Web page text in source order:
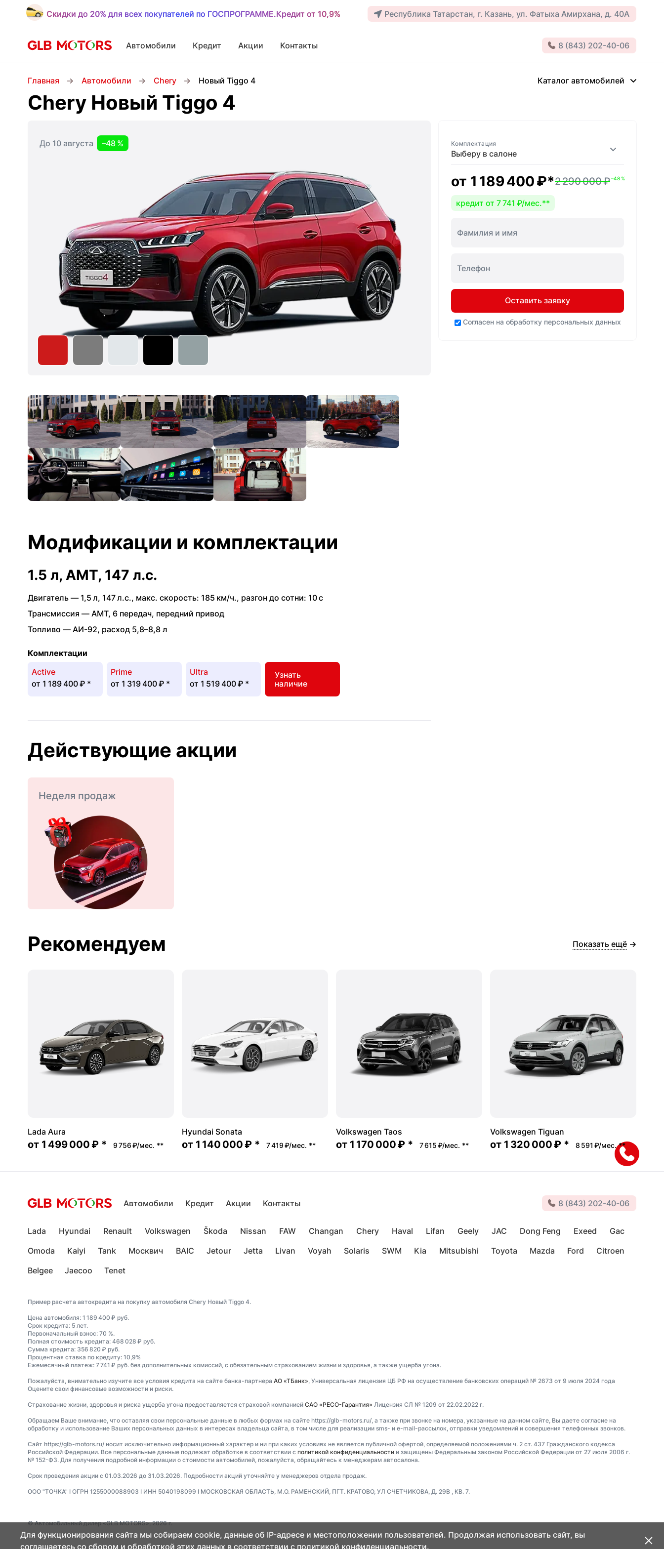
Скидки до 20% для всех покупателей по ГОСПРОГРАММЕ.Кредит от 10,9%
Скидки до 20% для всех покупателей по ГОСПРОГРАММЕ.Кредит от 10,9% Республика Татарстан, г. Казань, ул. Фатыха Амирхана, д. 40А
Автомобили Кредит Акции Контакты 8 (843) 202-40-06
Главная Автомобили Chery Новый Tiggo 4 Каталог автомобилей
Chery Новый Tiggo 4
До 10 августа
–48 %
Выберу в салоне
Комплектация
от 1 189 400 ₽*2 290 000 ₽–48 %
кредит от 7 741 ₽/мес.**
Оставить заявку
Согласен на обработку персональных данных
Модификации и комплектации
1.5 л, AMT, 147 л.с.
Двигатель — 1,5 л, 147 л.с., макс. скорость: 185 км/ч., разгон до сотни: 10 с
Трансмиссия — AMT, 6 передач, передний привод
Топливо — АИ-92, расход 5,8–8,8 л
Комплектации
Active
от 1 189 400 ₽ *
Prime
от 1 319 400 ₽ *
Ultra
от 1 519 400 ₽ *
Узнать
наличие
Действующие акции
Неделя продаж
Рекомендуем Показать ещё
Lada Aura
от 1 499 000 ₽ * 9 756 ₽/мес. **
Hyundai Sonata
от 1 140 000 ₽ * 7 419 ₽/мес. **
Volkswagen Taos
от 1 170 000 ₽ * 7 615 ₽/мес. **
Volkswagen Tiguan
от 1 320 000 ₽ * 8 591 ₽/мес.**
Автомобили Кредит Акции Контакты 8 (843) 202-40-06
Lada Hyundai Renault Volkswagen Škoda Nissan FAW Changan Chery Haval Lifan Geely JAC Dong Feng Exeed
Gac
Omoda
Kaiyi Tank Москвич BAIC Jetour Jetta Livan Voyah Solaris SWM Kia Mitsubishi Toyota Mazda Ford
Citroen
Belgee
Jaecoo Tenet
Пример расчета автокредита на покупку автомобиля Chery Новый Tiggo 4.
Цена автомобиля: 1 189 400 ₽ руб.
Срок кредита: 5 лет.
Первоначальный взнос: 70 %.
Полная стоимость кредита: 468 028 ₽ руб.
Сумма кредита: 356 820 ₽ руб.
Процентная ставка по кредиту: 10,9%
Ежемесячный платеж: 7 741 ₽ руб. без дополнительных комиссий, с обязательным страхованием жизни и здоровья, а также ущерба угона.
Пожалуйста, внимательно изучите все условия кредита на сайте банка-партнера АО «ТБанк» , Универсальная лицензия ЦБ РФ на осуществление банковских операций № 2673 от 9 июля 2024 года
Оцените свои финансовые возможности и риски.
Страхование жизни, здоровья и риска ущерба угона предоставляется страховой компанией САО «РЕСО-Гарантия» Лицензия СЛ № 1209 от 22.02.2022 г.
Обращаем Ваше внимание, что оставляя свои персональные данные в любых формах на сайте https://glb-motors.ru/, а также при звонке на номера, указанные на данном сайте, Вы даете согласие на
обработку и использование Ваших персональных данных в интересах владельца сайта, в том числе для реализации sms- и e-mail-рассылок, отправки уведомлений и совершения телефонных звонков.
Сайт https://glb-motors.ru/ носит исключительно информационный характер и ни при каких условиях не является публичной офертой, определяемой положениями ч. 2 ст. 437 Гражданского кодекса
Российской Федерации. Все персональные данные подлежат обработке в соответствии с политикой конфиденциальности и защищены Федеральным законом Российской Федерации от 27 июля 2006 г.
№ 152-ФЗ. Для получения подробной информации о стоимости автомобилей, пожалуйста, обращайтесь к менеджерам автосалона.
Срок проведения акции с 01.03.2026 до 31.03.2026. Подробности акций уточняйте у менеджеров отдела продаж.
ООО "ТОЧКА" I ОГРН 1255000088903 I ИНН 5040198099 I МОСКОВСКАЯ ОБЛАСТЬ, М.О. РАМЕНСКИЙ, ПГТ. КРАТОВО, УЛ СЧЕТЧИКОВА, Д. 29В , КВ. 7.
© Автомобильный дилер «GLB MOTORS», 2026 г.
Для функционирования сайта мы собираем cookie, данные об IP-адресе и местоположении пользователей. Продолжая использовать сайт, вы
соглашаетесь со сбором и обработкой этих данных в соответствии с политикой конфиденциальности.